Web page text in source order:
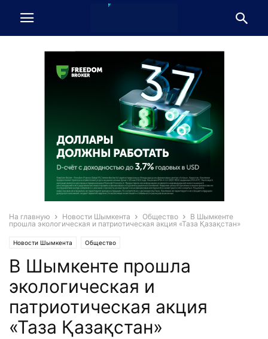
На главную Новости Шымкента Общество
В Шымкенте
прошла экологическая и патриотическая акция «Таза Қазақстан»
Новости Шымкента Общество
В Шымкенте прошла
экологическая и
патриотическая акция
«Таза Қазақстан»